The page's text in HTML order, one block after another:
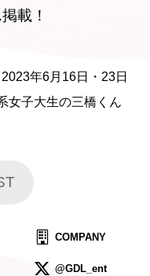
載！
年6月16日・23日
女子大生の三橋くん
COMPANY
@GDL_ent